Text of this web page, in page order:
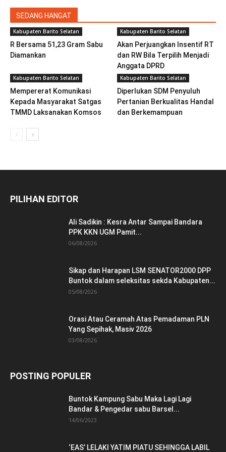
SEDANG HANGAT
Kabupaten Barito Selatan
R Bersama 51,23 Gram Sabu
Diamankan
Kabupaten Barito Selatan
Akan Perjuangkan Insentif RT
dan RW Bila Terpilih Menjadi
Anggata DPRD
Kabupaten Barito Selatan
Mempererat Komunikasi
Kepada Masyarakat Satgas
TMMD Laksanakan Komsos
Kabupaten Barito Selatan
Diperlukan SDM Penyuluh
Pertanian Berkualitas Handal
dan Berkemampuan
PILIHAN EDITOR
Ali Sadikin : Kesra Antar Sampai Bandara
PPK KKN UGM Pamit...
06/08/2026
Sikap dan Harapan LSM SENATOR2000 DPP
Buntok dalam seleksitas sekda Kabupaten...
05/08/2026
Orasi Atau Ceramah Atas Pemadaman PLN
Yang Sepihak, Masiv 2026
03/08/2026
POSTING POPULER
Buntok Kampung Sabu Maka Lagi Lagi
Bandar & Pengedar sabu Barsel...
14/06/2023
‘EAS’ LELAKI YATIM PIATU SEHINGGA LABIL